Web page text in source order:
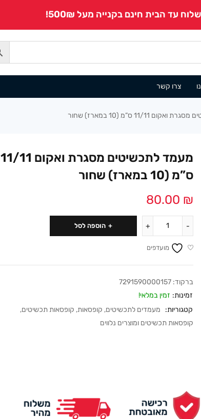
עד הבית חינם בקנייה מעל 500₪!
צרו קשר
11/11 ס”מ (10 במארז) שחור
מעמד לתכשיטים מסגרת ואקום 11/11
ס”מ (10 במארז) שחור
80.00 ₪
הוספה לסל
מועדפים
ברקוד: 7291590000157
זמינות: זמין במלאי!
קטגוריות:
מעמדים לתכשיטים, קופסאות, קופסאות תכשיטים,
קופסאות תכשיטים ומוצרים נלווים